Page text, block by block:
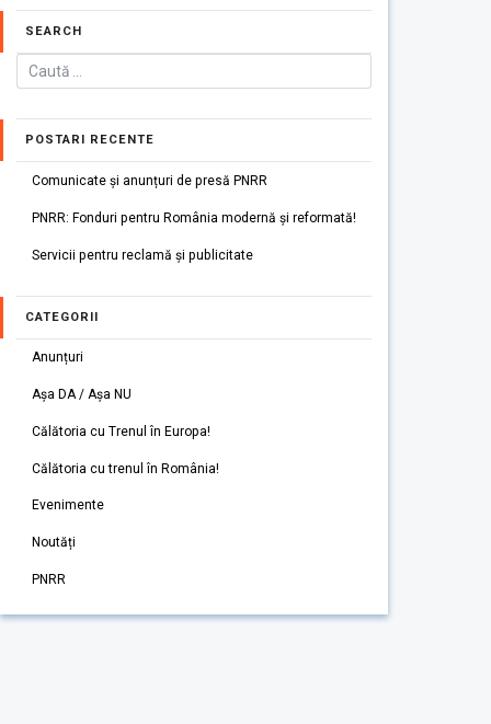
SEARCH
POSTARI RECENTE
Comunicate și anunțuri de presă PNRR
PNRR: Fonduri pentru România modernă și reformată!
Servicii pentru reclamă și publicitate
CATEGORII
Anunțuri
Așa DA / Așa NU
Călătoria cu Trenul în Europa!
Călătoria cu trenul în România!
Evenimente
Noutăți
PNRR